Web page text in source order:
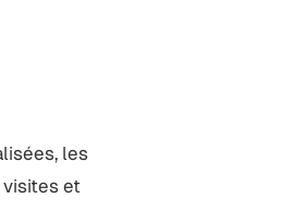
les
visites et